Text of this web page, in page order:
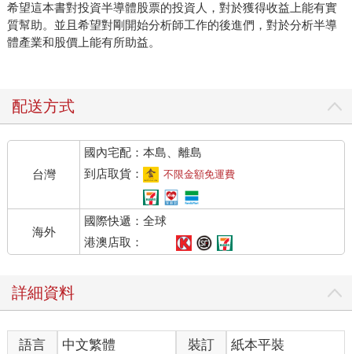
希望這本書對投資半導體股票的投資人，對於獲得收益上能有實
質幫助。並且希望對剛開始分析師工作的後進們，對於分析半導
體產業和股價上能有所助益。
配送方式
台灣
國內宅配：本島、離島
到店取貨：
不限金額免運費
海外
國際快遞：全球
港澳店取：
詳細資料
語言 中文繁體 裝訂
紙本平裝